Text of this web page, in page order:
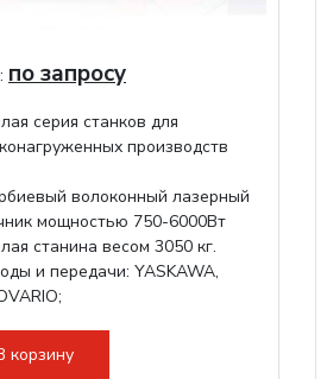
по запросу
серия станков для
производств
волоконный лазерный
мощностью 750-6000Вт
станина весом 3050 кг.
и передачи: YASKAWA,
корзину